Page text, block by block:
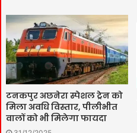
टनकपुर अछनेरा स्पेशल ट्रेन को
मिला अवधि विस्तार, पीलीभीत
वालों को भी मिलेगा फायदा